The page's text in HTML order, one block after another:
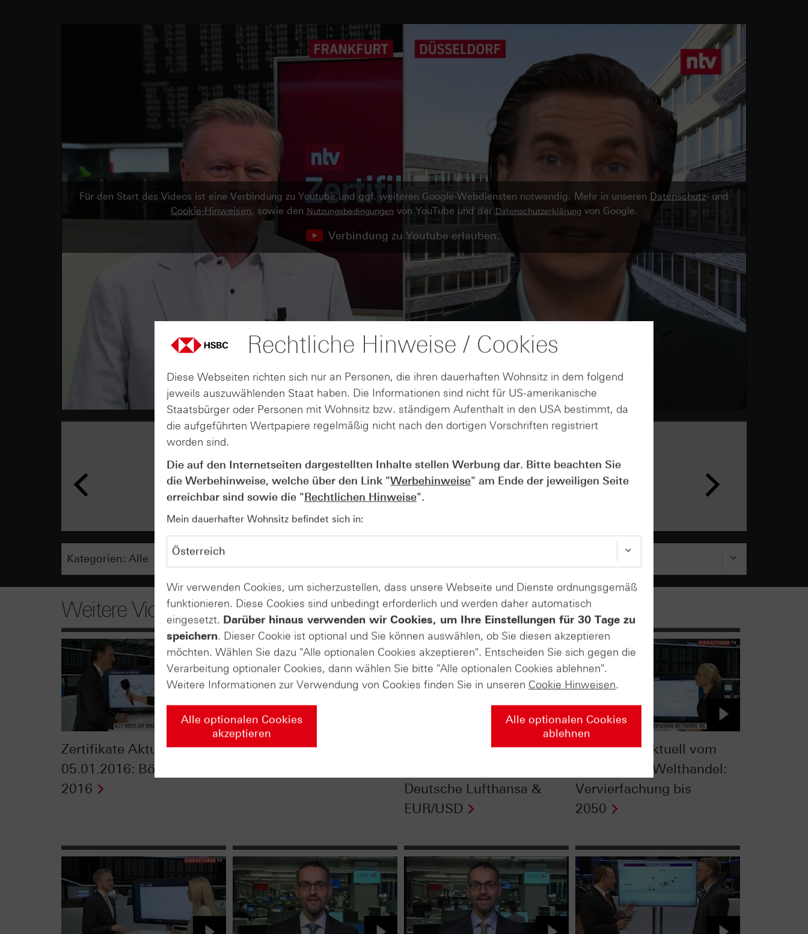
Für den Start des Videos ist eine Verbindung zu Youtube und ggf. weiteren Google-Webdiensten notwendig. Mehr in unseren Datenschutz- und
Cookie-Hinweisen, sowie den Nutzungsbedingungen von YouTube und der Datenschutzerklärungvon Google.
Verbindung zu Youtube erlauben.
AUGUST
04
Der Blick ins Kleingedruckte: Kosten &
Kündigungen bei Derivaten - Webinar
vom 04.08.2026
Weitere Videos
Zertifikate Aktuell vom
05.01.2016: Börsenjahr
2016
Zertifikate Aktuell vom
HSBC Daily Trading TV
Deutsche Lufthansa &
EUR/USD
Zertifikate Aktuell vom
14.12.2015: Welthandel:
Vervierfachung bis
2050
Rechtliche Hinweise / Cookies
Diese Webseiten richten sich nur an Personen, die ihren dauerhaften Wohnsitz in dem folgend
jeweils auszuwählenden Staat haben. Die Informationen sind nicht für US-amerikanische
Staatsbürger oder Personen mit Wohnsitz bzw. ständigem Aufenthalt in den USA bestimmt, da
die aufgeführten Wertpapiere regelmäßig nicht nach den dortigen Vorschriften registriert
worden sind.
Die auf den Internetseiten dargestellten Inhalte stellen Werbung dar. Bitte beachten Sie
die Werbehinweise, welche über den Link "Werbehinweise" am Ende der jeweiligen Seite
erreichbar sind sowie die "Rechtlichen Hinweise".
Mein dauerhafter Wohnsitz befindet sich in:
Wir verwenden Cookies, um sicherzustellen, dass unsere Webseite und Dienste ordnungsgemäß
funktionieren. Diese Cookies sind unbedingt erforderlich und werden daher automatisch
eingesetzt. Darüber hinaus verwenden wir Cookies, um Ihre Einstellungen für 30 Tage zu
speichern. Dieser Cookie ist optional und Sie können auswählen, ob Sie diesen akzeptieren
möchten. Wählen Sie dazu "Alle optionalen Cookies akzeptieren". Entscheiden Sie sich gegen die
Verarbeitung optionaler Cookies, dann wählen Sie bitte "Alle optionalen Cookies ablehnen".
Weitere Informationen zur Verwendung von Cookies finden Sie in unseren Cookie Hinweisen.
Alle optionalen Cookies
akzeptieren
Alle optionalen Cookies
ablehnen